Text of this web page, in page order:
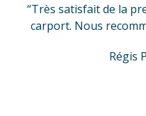
“Très satisfait de la
carport. Nous
Régis